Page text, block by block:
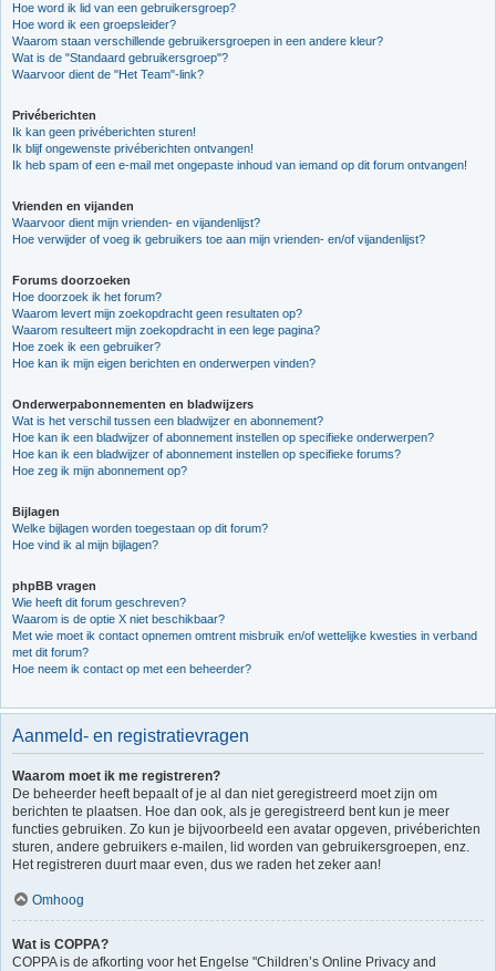
Hoe word ik lid van een gebruikersgroep?
Hoe word ik een groepsleider?
Waarom staan verschillende gebruikersgroepen in een andere kleur?
Wat is de "Standaard gebruikersgroep"?
Waarvoor dient de "Het Team"-link?
Privéberichten
Ik kan geen privéberichten sturen!
Ik blijf ongewenste privéberichten ontvangen!
Ik heb spam of een e-mail met ongepaste inhoud van iemand op dit forum ontvangen!
Vrienden en vijanden
Waarvoor dient mijn vrienden- en vijandenlijst?
Hoe verwijder of voeg ik gebruikers toe aan mijn vrienden- en/of vijandenlijst?
Forums doorzoeken
Hoe doorzoek ik het forum?
Waarom levert mijn zoekopdracht geen resultaten op?
Waarom resulteert mijn zoekopdracht in een lege pagina?
Hoe zoek ik een gebruiker?
Hoe kan ik mijn eigen berichten en onderwerpen vinden?
Onderwerpabonnementen en bladwijzers
Wat is het verschil tussen een bladwijzer en abonnement?
Hoe kan ik een bladwijzer of abonnement instellen op specifieke onderwerpen?
Hoe kan ik een bladwijzer of abonnement instellen op specifieke forums?
Hoe zeg ik mijn abonnement op?
Bijlagen
Welke bijlagen worden toegestaan op dit forum?
Hoe vind ik al mijn bijlagen?
phpBB vragen
Wie heeft dit forum geschreven?
Waarom is de optie X niet beschikbaar?
Met wie moet ik contact opnemen omtrent misbruik en/of wettelijke kwesties in verband
met dit forum?
Hoe neem ik contact op met een beheerder?
Aanmeld- en registratievragen
Waarom moet ik me registreren?
De beheerder heeft bepaalt of je al dan niet geregistreerd moet zijn om
berichten te plaatsen. Hoe dan ook, als je geregistreerd bent kun je meer
functies gebruiken. Zo kun je bijvoorbeeld een avatar opgeven, privéberichten
sturen, andere gebruikers e-mailen, lid worden van gebruikersgroepen, enz.
Het registreren duurt maar even, dus we raden het zeker aan!
Omhoog
Wat is COPPA?
COPPA is de afkorting voor het Engelse "Children’s Online Privacy and